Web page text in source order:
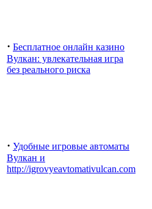
· Бесплатное онлайн казино
Вулкан: увлекательная игра
без реального риска
· Удобные игровые автоматы
Вулкан и
http://igrovyeavtomativulcan.com